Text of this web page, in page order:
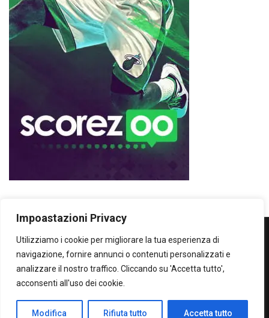
Impoastazioni Privacy
Utilizziamo i cookie per migliorare la tua esperienza di
navigazione, fornire annunci o contenuti personalizzati e
analizzare il nostro traffico. Cliccando su 'Accetta tutto',
acconsenti all'uso dei cookie.
Modifica Rifiuta tutto Accetta tutto
WOWOWOW
SOLO IL MEGLIO...SECONDO ME!